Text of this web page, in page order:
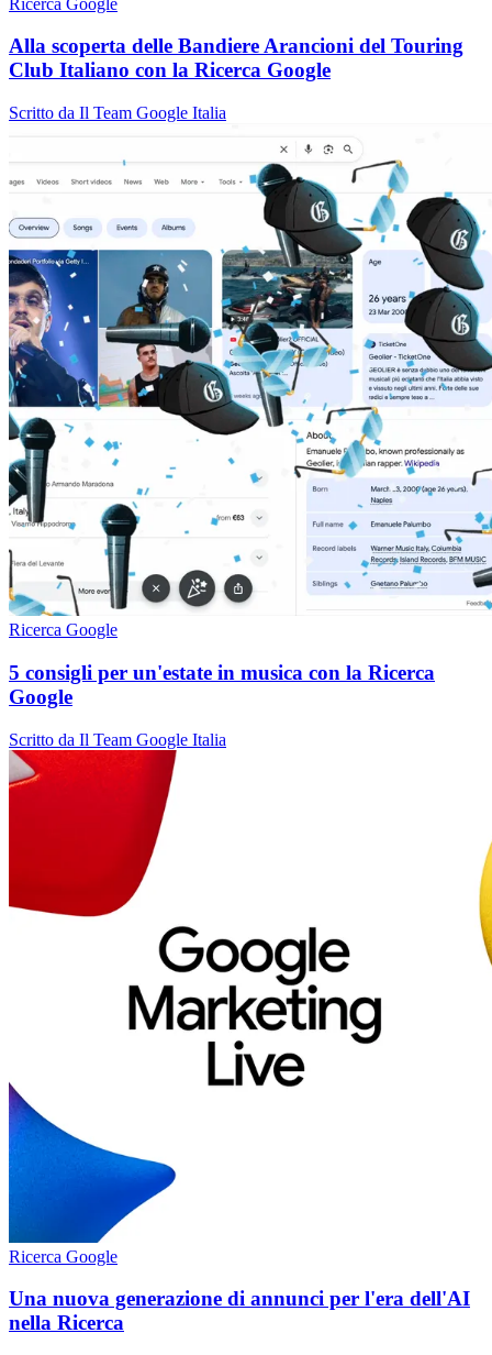
Alla scoperta delle Bandiere Arancioni del Touring
Club Italiano con la Ricerca Google
Scritto da Il Team Google Italia
Ricerca Google
5 consigli per un'estate in musica con la Ricerca
Google
Scritto da Il Team Google Italia
Ricerca Google
Una nuova generazione di annunci per l'era dell'AI
nella Ricerca